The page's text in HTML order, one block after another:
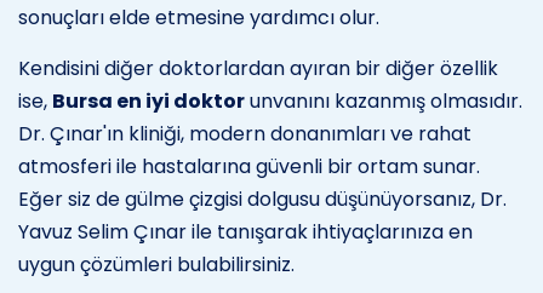
sonuçları elde etmesine yardımcı olur.
Kendisini diğer doktorlardan ayıran bir diğer özellik
ise, Bursa en iyi doktorunvanını kazanmış olmasıdır.
Dr. Çınar'ın kliniği, modern donanımları ve rahat
atmosferi ile hastalarına güvenli bir ortam sunar.
Eğer siz de gülme çizgisi dolgusu düşünüyorsanız, Dr.
Yavuz Selim Çınar ile tanışarak ihtiyaçlarınıza en
uygun çözümleri bulabilirsiniz.